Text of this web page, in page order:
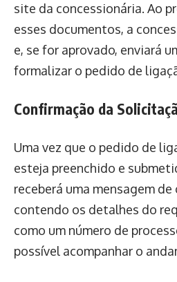
site da concessionária. Ao
esses documentos, a
e, se for aprovado, enviará
formalizar o pedido de
Confirmação da
Uma vez que o pedido de
esteja preenchido e
receberá uma mensagem
contendo os detalhes do
como um número de
possível acompanhar o